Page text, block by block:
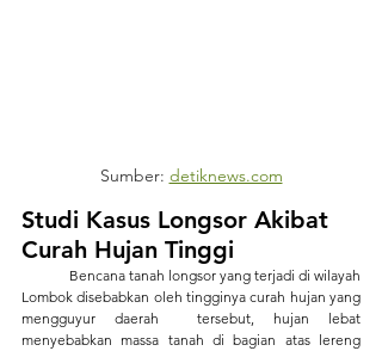
Sumber: detiknews.com
Studi Kasus Longsor Akibat
Curah Hujan Tinggi
Lombok disebabkan oleh tingginya curah hujan yang
mengguyur daerah  tersebut, hujan lebat
menyebabkan massa tanah di bagian atas lereng